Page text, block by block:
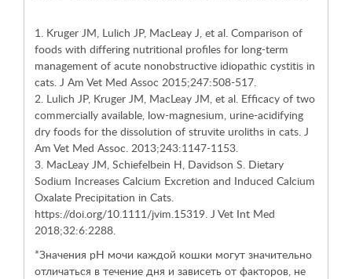
1. Kruger JM, Lulich JP, MacLeay J, et al. Comparison of
foods with differing nutritional profiles for long-term
management of acute nonobstructive idiopathic cystitis in
cats. J Am Vet Med Assoc 2015;247:508-517.
2. Lulich JP, Kruger JM, MacLeay JM, et al. Efficacy of two
commercially available, low-magnesium, urine-acidifying
dry foods for the dissolution of struvite uroliths in cats. J
Am Vet Med Assoc. 2013;243:1147-1153.
3. MacLeay JM, Schiefelbein H, Davidson S. Dietary
Sodium Increases Calcium Excretion and Induced Calcium
Oxalate Precipitation in Cats.
https://doi.org/10.1111/jvim.15319. J Vet Int Med
2018;32:6:2288.
*Значения рН мочи каждой кошки могут значительно
отличаться в течение дня и зависеть от факторов, не